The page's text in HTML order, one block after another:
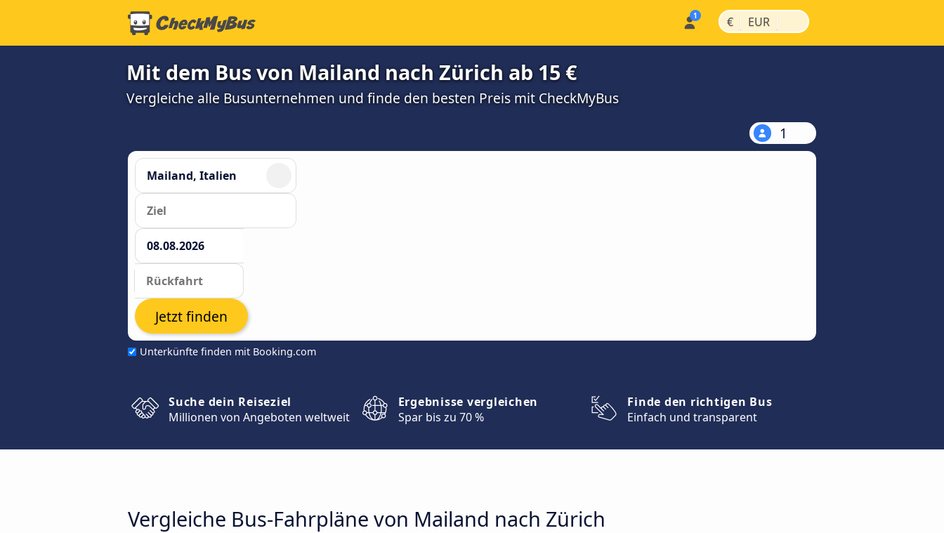
€ | EUR |
Mit dem Bus von Mailand nach Zürich ab 15 €
Vergleiche alle Busunternehmen und finde den besten Preis mit CheckMyBus
1
Unterkünfte finden mit Booking.com
Jetzt finden
Suche dein Reiseziel
Millionen von Angeboten weltweit
Ergebnisse vergleichen
Spar bis zu 70 %
Finde den richtigen Bus
Einfach und transparent
Vergleiche Bus-Fahrpläne von Mailand nach Zürich